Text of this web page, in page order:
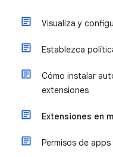
Visualiza y
Establezca
Cómo instalar
extensiones
Extensiones en
Permisos de